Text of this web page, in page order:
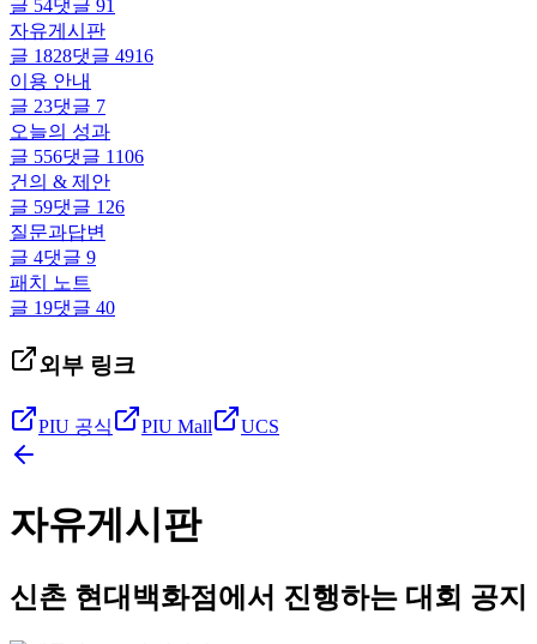
글 54댓글 91
자유게시판
글 1828댓글 4916
이용 안내
글 23댓글 7
오늘의 성과
글 556댓글 1106
건의 & 제안
글 59댓글 126
질문과답변
글 4댓글 9
패치 노트
글 19댓글 40
외부 링크
PIU 공식 PIU Mall UCS
자유게시판
신촌 현대백화점에서 진행하는 대회 공지